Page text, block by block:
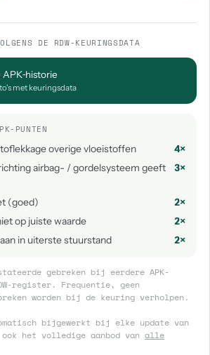
DE RDW-KEURINGSDATA
met keuringsdata
PUNTEN
overige vloeistoffen
4×
airbag- / gordelsysteem geeft
3×
(goed)
2×
op juiste waarde
2×
in uiterste stuurstand
2×
gebreken bij eerdere APK-
register. Frequentie, geen
worden bij de keuring verholpen.
bijgewerkt bij elke update van
het volledige aanbod van alle